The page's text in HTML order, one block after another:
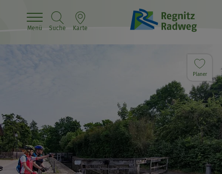
Menü Suche Karte
Planer